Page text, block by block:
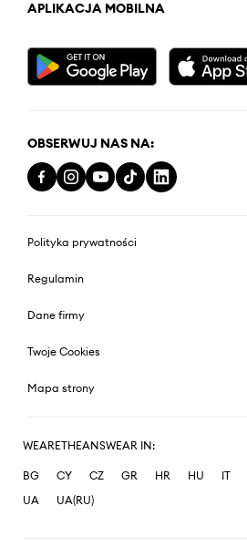
APLIKACJA MOBILNA
OBSERWUJ NAS NA:
Polityka prywatności
Regulamin
Dane firmy
Twoje Cookies
Mapa strony
WEARETHEANSWEAR IN:
BG CY CZ GR HR HU IT
UA
UA(RU)